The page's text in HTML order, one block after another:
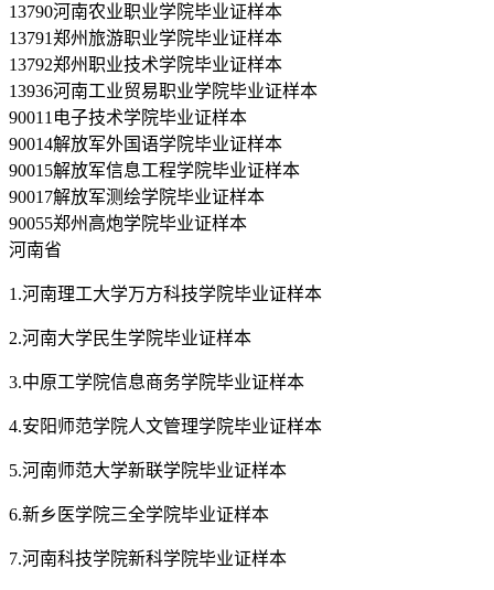
13790河南农业职业学院毕业证样本
13791郑州旅游职业学院毕业证样本
13792郑州职业技术学院毕业证样本
13936河南工业贸易职业学院毕业证样本
90011电子技术学院毕业证样本
90014解放军外国语学院毕业证样本
90015解放军信息工程学院毕业证样本
90017解放军测绘学院毕业证样本
90055郑州高炮学院毕业证样本
河南省
1.河南理工大学万方科技学院毕业证样本
2.河南大学民生学院毕业证样本
3.中原工学院信息商务学院毕业证样本
4.安阳师范学院人文管理学院毕业证样本
5.河南师范大学新联学院毕业证样本
6.新乡医学院三全学院毕业证样本
7.河南科技学院新科学院毕业证样本